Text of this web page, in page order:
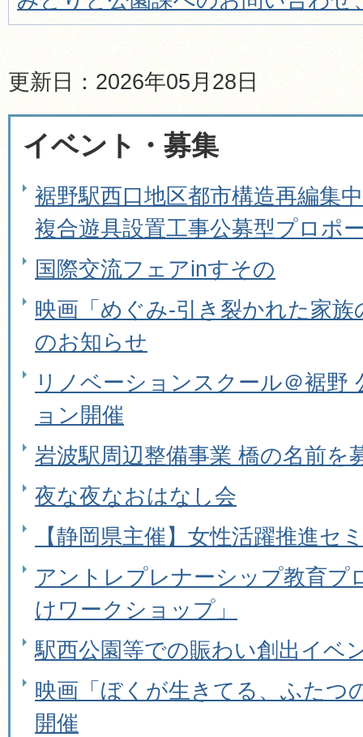
更新日：2026年05月28日
イベント・募集
裾野駅西口地区都市構造再編集
複合遊具設置工事公募型プロポ
国際交流フェアinすその
映画「めぐみ-引き裂かれた家族
のお知らせ
リノベーションスクール＠裾野
ョン開催
岩波駅周辺整備事業 橋の名前を
夜な夜なおはなし会
【静岡県主催】女性活躍推進セ
アントレプレナーシップ教育プ
けワークショップ」
駅西公園等での賑わい創出イベ
映画「ぼくが生きてる、ふたつ
開催